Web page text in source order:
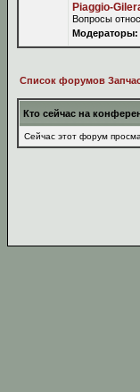
Piaggio-
Вопросы
Модераторы:
Список форумов
Кто сейчас на
Сейчас этот форум